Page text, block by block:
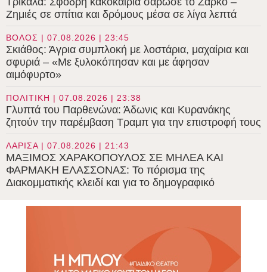
Ζημιές σε σπίτια και δρόμους μέσα σε λίγα λεπτά
ΒΟΛΟΣ | 07.08.2026 | 23:45
Σκιάθος: Άγρια συμπλοκή με λοστάρια, μαχαίρια και
σφυριά – «Με ξυλοκόπησαν και με άφησαν
αιμόφυρτο»
ΠΟΛΙΤΙΚΗ | 07.08.2026 | 23:38
Γλυπτά του Παρθενώνα: Άδωνις και Κυρανάκης
ζητούν την παρέμβαση Τραμπ για την επιστροφή τους
ΛΑΡΙΣΑ | 07.08.2026 | 21:43
ΜΑΞΙΜΟΣ ΧΑΡΑΚΟΠΟΥΛΟΣ ΣΕ ΜΗΛΕΑ ΚΑΙ
ΦΑΡΜΑΚΗ ΕΛΑΣΣΟΝΑΣ: Το πόρισμα της
Διακομματικής κλειδί και για το δημογραφικό